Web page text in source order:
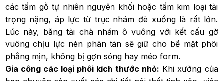
các tấm gỗ tự nhiên nguyên khối hoặc tấm kim loại tải
trọng nặng, áp lực từ trục nhám đè xuống là rất lớn.
Lúc này, băng tải chà nhám ô vuông với kết cấu gờ
vuông chịu lực nén phân tán sẽ giữ cho bề mặt phôi
phẳng mịn, không bị gợn sóng hay méo form.
Gia công các loại phôi kích thước nhỏ: Khi xưởng của